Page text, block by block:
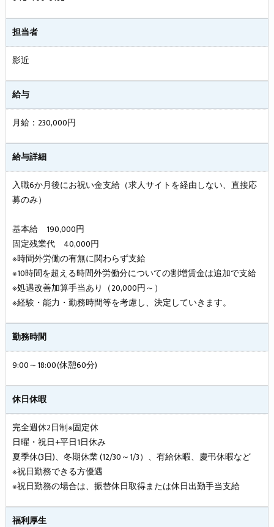
担当者
影近
給与
月給：230,000円
給与詳細
入職6か月後にお祝い金支給（求人サイトを経由しない、直接応
募のみ）
基本給 190,000円
固定残業代 40,000円
※時間外労働の有無に関わらず支給
※10時間を超える時間外労働分についての割増賃金は追加で支給
※処遇改善加算手当あり（20,000円～）
※経験・能力・勤務時間等を考慮し、決定していきます。
勤務時間
9:00～18:00(休憩60分)
休日休暇
完全週休2日制※固定休
日曜・祝日+平日1日休み
夏季休(3日)、冬期休業 (12/30～1/3）、有給休暇、慶弔休暇など
※祝日勤務できる方優遇
※祝日勤務の場合は、振替休日取得または休日出勤手当支給
福利厚生